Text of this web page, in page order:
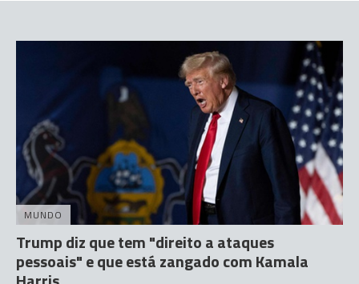
MUNDO
Trump diz que tem "direito a ataques
pessoais" e que está zangado com Kamala